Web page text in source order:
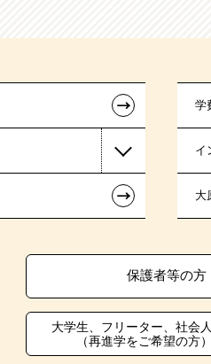
← 学
イ
← 大
保護者等の方
大学生、フリーター、社会
（再進学をご希望の方